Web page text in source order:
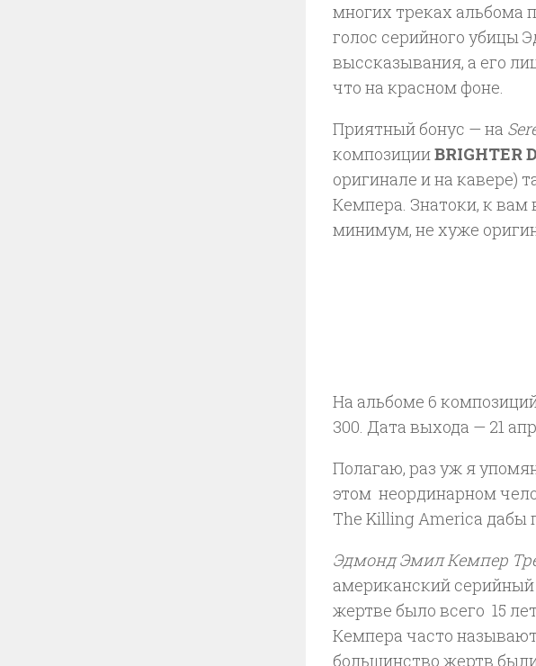
многих треках альбома
голос серийного убицы
выссказывания, а его
что на красном фоне.
Приятный бонус — на
композицииBRIGHTER
оригинале и на кавере)
Кемпера. Знатоки, к вам
минимум, не хуже
На альбоме 6
300. Дата выхода — 21
Полагаю, раз уж я
этом неординарном
The Killing America дабы
Эдмонд Эмил Кемпер
американский
жертве было всего 15
Кемпера часто
большинство жертв